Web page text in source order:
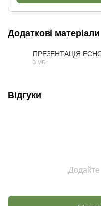
Додаткові матеріали
ПРЕЗЕНТАЦІЯ
3 МБ
Відгуки
Додайте